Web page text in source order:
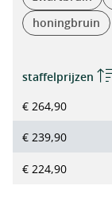
honingbruin
staffelprijzen
€ 264,90
€ 239,90
€ 224,90